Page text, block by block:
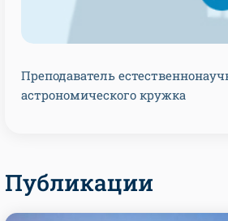
Преподаватель
астрономического кружка
Публикации